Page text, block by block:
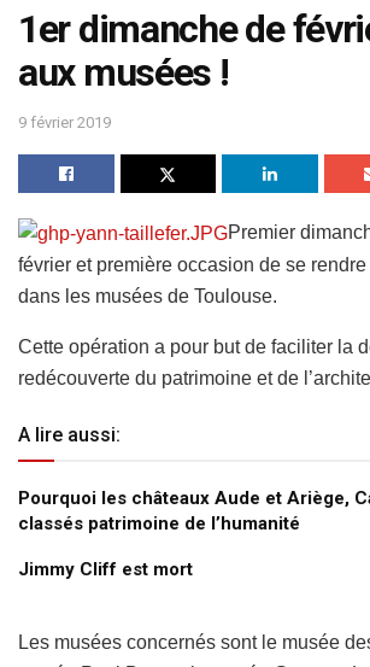
1er dimanche de
aux musées !
9 février 2019
Premier
février et première occasion de se
dans les musées de Toulouse.
Cette opération a pour but de faciliter la
redécouverte du patrimoine et de
A lire aussi:
Pourquoi les châteaux Aude et Ariège,
classés patrimoine de l’humanité
Jimmy Cliff est mort
Les musées concernés sont le musée